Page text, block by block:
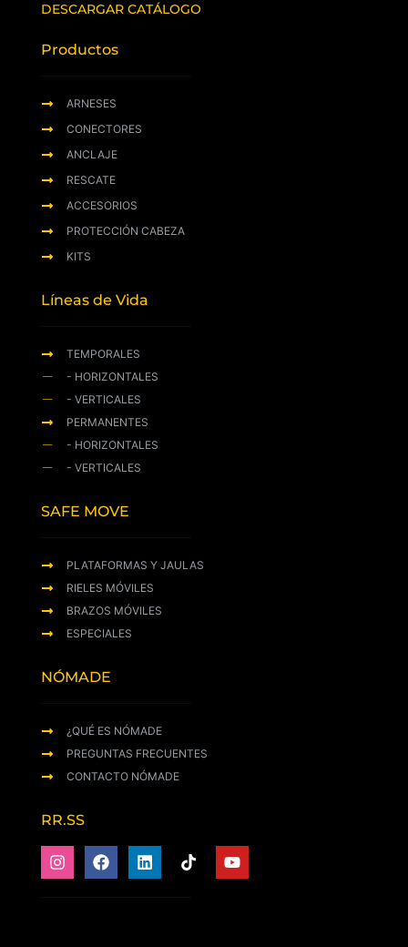
DESCARGAR CATÁLOGO
Productos
ARNESES
CONECTORES
ANCLAJE
RESCATE
ACCESORIOS
PROTECCIÓN CABEZA
KITS
Líneas de Vida
TEMPORALES
- HORIZONTALES
- VERTICALES
PERMANENTES
- HORIZONTALES
- VERTICALES
SAFE MOVE
PLATAFORMAS Y JAULAS
RIELES MÓVILES
BRAZOS MÓVILES
ESPECIALES
NÓMADE
¿QUÉ ES NÓMADE
PREGUNTAS FRECUENTES
CONTACTO NÓMADE
RR.SS